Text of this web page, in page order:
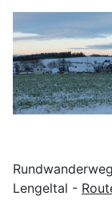
Lengeltal -